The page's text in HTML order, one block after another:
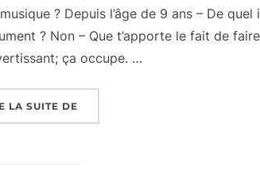
? Depuis l’âge de 9 ans – De
? Non – Que t’apporte le fait de
ça occupe. …
LA SUITE DE« « LA MMPLO SE PRÉSENTE »: